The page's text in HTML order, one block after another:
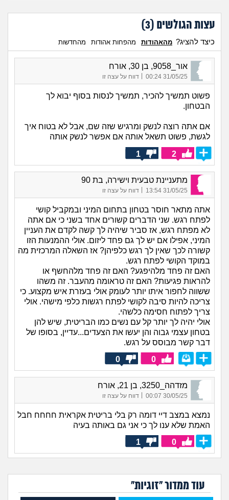
עצות הגולשים (3
)
כיצד להציג? מהאהודות מהפחות אהודות מהחדשות
אור_9058, בן 30, אורח
31/05/25 00:24 דווח על עצה זו
פשוט תמשיך להכיר, תמשיך לנסות בסוף יבוא לך
הבטחון.
אם אתה רוצה לנשק ומרגיש שזה שם, אבל לא בטוח איך
לגשת, פשוט תשאל אותה אם אפשר לנשק אותה
2
1
מתעניינת טבעית וישירה, בת 90
31/05/25 13:54
| דווח על עצה זו
אתה מתאר חוסר בטחון בתחום המיני ובמקביל קושי
לפתח רגש. שני הדברים קשורים אחד בשני כי אם אתה
לא מפתח רגש, אז סביר שיהיה לך קשה לקדם את העניין
המיני, אפילו אם יש לך גם פחד ליזום. אולי ההמנעות הזו
קשורה לכך שאין לך רגש כלפיהן? אז השאלה המרכזית מה
במוקד הקושי לפתח רגש.
האם זה פחד מלהיפגע? האם זה פחד מלהחשף או
להראות פגיעות? האם זה טראומה מהעבר. זה משהו
ששווה לחפור איתו יותר לעומק אולי בעזרת איש מקצוע. כי
צריכה להיות סיבה לקושי לפתח רגשות כלפי מישהי. אולי
צריך לפתוח חסימה כלשהי.
אולי יהיה לך יותר קל עם נשים כמו הבריטית, שיש להן
בטחון עצמי גבוה והן יעשו את הצעדים...עדיין, בסופו של
דבר קשר מבוסס על רגש.
0
0
מזדהה_3250, בן 21, אורח
30/05/25 00:07
| דווח על עצה זו
נמצא במצב דיי דומה רק בלי בריטית אקראית חחחח חבל
האמת שלא ענו לך כי אני גם באותה בעיה
0
1
עוד ממדור "זוגיות"